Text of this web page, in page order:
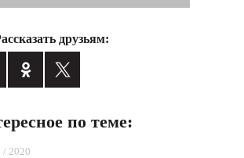
ГОРОДСКОЙ ПОРТАЛ
НОВОСТИ
друзьям:
по теме:
/ 2020